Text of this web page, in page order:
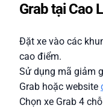
Grab tại Cao
Đặt xe vào các
cao điểm.
Sử dụng mã giảm
Grab hoặc website
Chọn xe Grab 4